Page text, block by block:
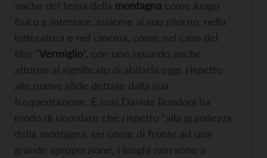
anche del tema della montagna come luogo
fisico e interiore, insieme al suo ritorno, nella
letteratura e nel cinema, come nel caso del
film “Vermiglio”, con uno sguardo anche
attorno al significato di abitarla oggi, rispetto
alle nuove sfide dettate dalla sua
frequentazione. E così Davide Rondoni ha
modo di ricordare che rispetto “alla grandezza
della montagna, sei come di fronte ad una
grande sproporzione, i luoghi non sono a